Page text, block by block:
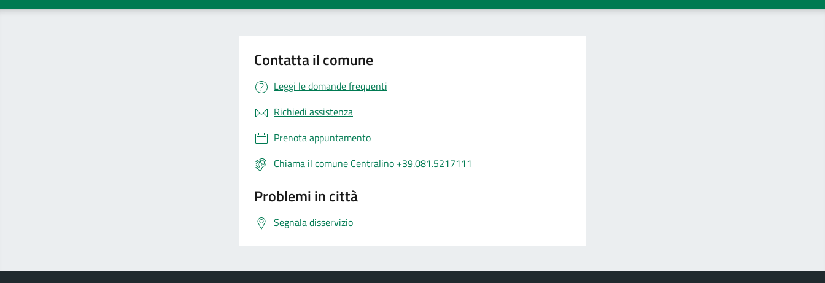
Contatta il comune
Leggi le domande frequenti
Richiedi assistenza
Prenota appuntamento
Chiama il comune Centralino +39.081.5217111
Problemi in città
Segnala disservizio